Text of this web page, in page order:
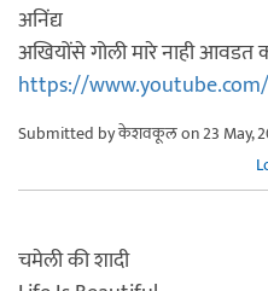
अनिंद्य
अखियोंसे गोली मारे नाही आवडत
https://
Submitted byकेशवकूलon 23 May,
चमेली की शादी